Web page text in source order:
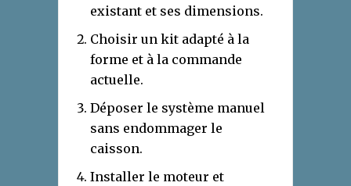
existant et ses dimensions.
Choisir un kit adapté à la
forme et à la commande
actuelle.
Déposer le système manuel
sans endommager le
caisson.
Installer le moteur et